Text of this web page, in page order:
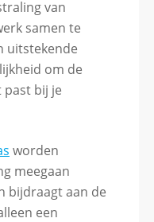
van
samen te
uitstekende
om de
bij je
worden
meegaan
bijdraagt aan de
een